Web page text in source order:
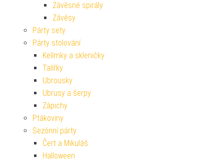
Závěsné spirály
Závěsy
Párty sety
Párty stolování
Kelímky a skleničky
Talířky
Ubrousky
Ubrusy a šerpy
Zápichy
Ptákoviny
Sezónní párty
Čert a Mikuláš
Halloween